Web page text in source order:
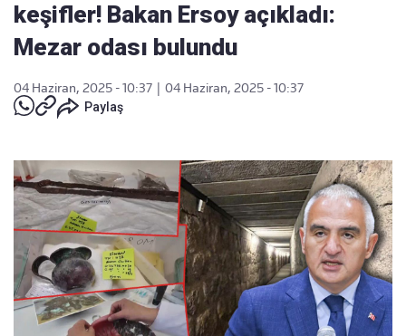
keşifler! Bakan Ersoy açıkladı:
Mezar odası bulundu
04 Haziran, 2025 - 10:37
04 Haziran, 2025 - 10:37
Paylaş